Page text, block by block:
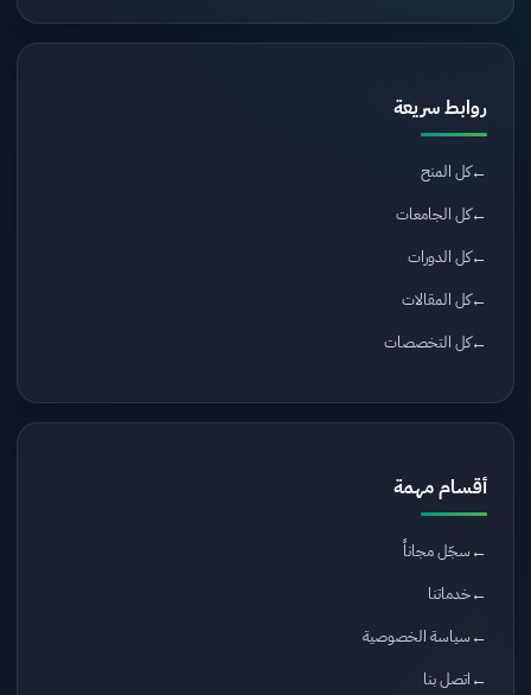
روابط سريعة
كل المنح
كل الجامعات
كل الدورات
كل المقالات
كل التخصصات
أقسام مهمة
سجّل مجاناً
خدماتنا
سياسة الخصوصية
اتصل بنا